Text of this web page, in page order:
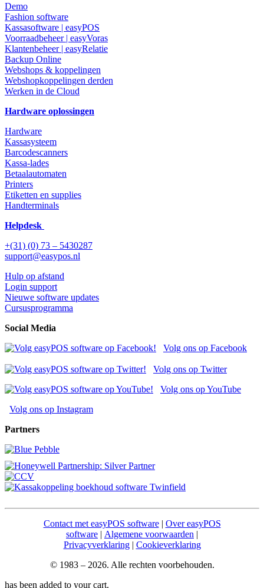
Demo
Fashion software
Kassasoftware | easyPOS
Voorraadbeheer | easyVoras
Klantenbeheer | easyRelatie
Backup Online
Webshops & koppelingen
Webshopkoppelingen derden
Werken in de Cloud
Hardware oplossingen
Hardware
Kassasysteem
Barcodescanners
Kassa-lades
Betaalautomaten
Printers
Etiketten en supplies
Handterminals
Helpdesk
+(31) (0) 73 – 5430287
support@easypos.nl
Hulp op afstand
Login support
Nieuwe software updates
Cursusprogramma
Social Media
Volg ons op Facebook
Volg ons op Twitter
Volg ons op YouTube
Volg ons op Instagram
Partners
Contact met easyPOS software| Over easyPOS
software | Algemene voorwaarden |
Privacyverklaring| Cookieverklaring
© 1983 – 2026. Alle rechten voorbehouden.
has been added to your cart.